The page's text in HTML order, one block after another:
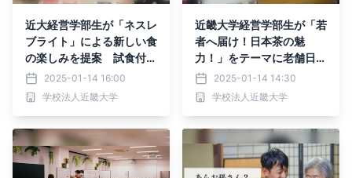
近大経営学部生が「ネスレ
ブライト」による新しい食
の楽しみを提案 試食付報
告会開催で、Z世代の食体
験を拡大する研究成果を発
表
2025-01-14 16:00
学校法人近畿大学
近畿大学経営学部生が「若
者へ届け！日本茶の魅
力！」をテーマに老舗日本
茶専門店「宇治園」の味を
近畿大学キャンパス内で特
別販売
2025-01-14 14:30
学校法人近畿大学